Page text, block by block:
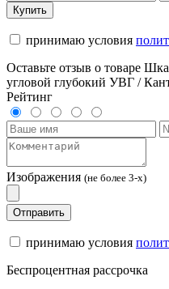
Купить
принимаю условия
Оставьте отзыв о товаре
угловой глубокий УВГ /
Рейтинг
Изображения (не более 3-х)
Отправить
принимаю условия
Беспроцентная рассрочка